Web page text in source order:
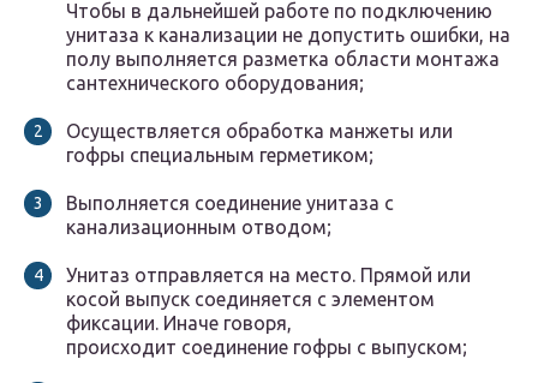
Чтобы в дальнейшей работе по подключению
унитаза к канализации не допустить ошибки, на
полу выполняется разметка области монтажа
сантехнического оборудования;
Осуществляется обработка манжеты или
гофры специальным герметиком;
Выполняется соединение унитаза с
канализационным отводом;
Унитаз отправляется на место. Прямой или
косой выпуск соединяется с элементом
фиксации. Иначе говоря,
происходит соединение гофры с выпуском;